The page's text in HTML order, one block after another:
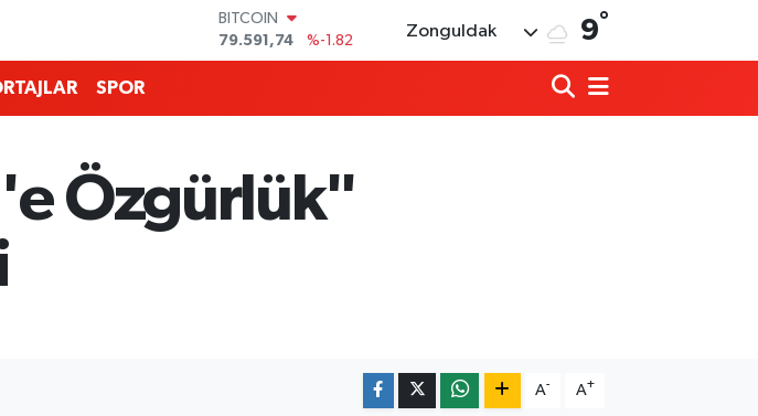
79.591,74
DOLAR
53,38690
%0.19
G.ALTIN
6862,09000
BİST100
Zonguldak 9°
SPOR
Özgürlük"
A- A+
21:43 |Hep bana, Rabbena! / Ahmet
17:59 |Ülkü Ocakları’ndan BEUN Rektörü